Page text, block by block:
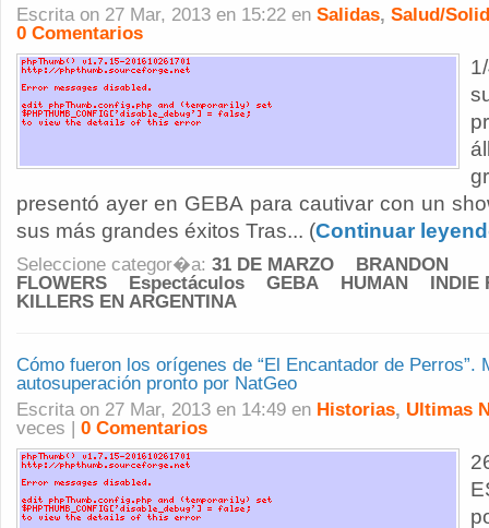
Escrita on 27 Mar, 2013 en 15:22 en Salidas, Salud/
0 Comentarios
presentó ayer en GEBA para cautivar con un
sus más grandes éxitos Tras... (Continuar
Seleccione categor�a: 31 DE MARZO
BRANDON
FLOWERS
Espectáculos GEBA HUMAN
INDIE
KILLERS EN ARGENTINA
Cómo fueron los orígenes de “El Encantador de Perros”.
autosuperación pronto por NatGeo
Escrita on 27 Mar, 2013 en 14:49 en Historias, Ultimas
veces | 0 Comentarios